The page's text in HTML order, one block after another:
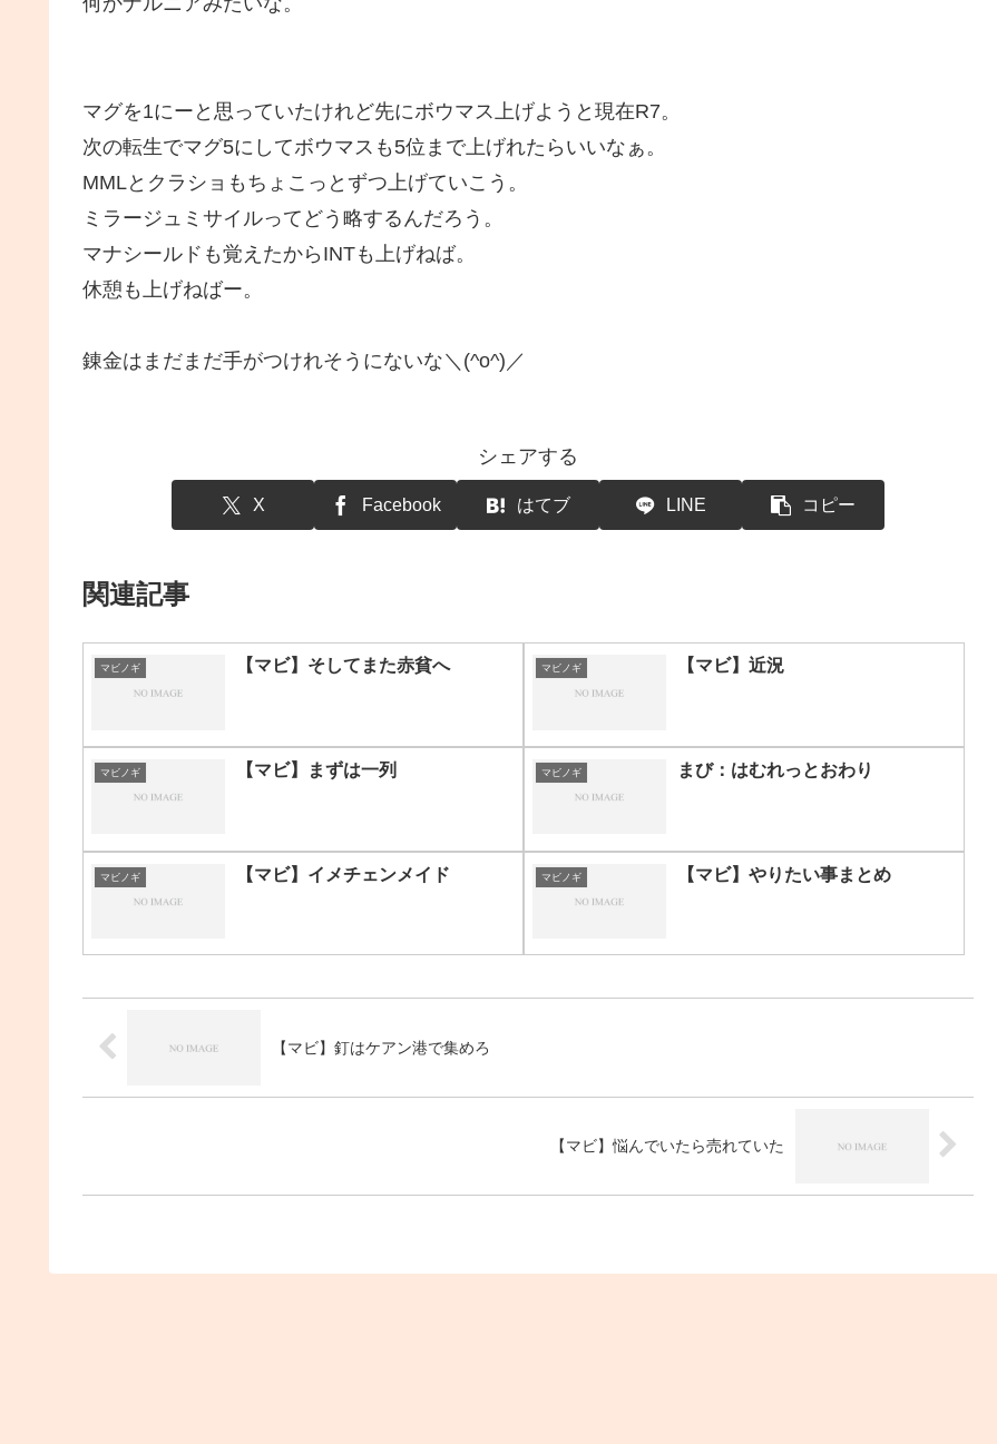
マグを1にーと思っていたけれど先にボウマス上げようと現在R7。
次の転生でマグ5にしてボウマスも5位まで上げれたらいいなぁ。
MMLとクラショもちょこっとずつ上げていこう。
ミラージュミサイルってどう略するんだろう。
マナシールドも覚えたからINTも上げねば。
休憩も上げねばー。
錬金はまだまだ手がつけれそうにないな＼(^o^)／
シェアする
X Facebook はてブ LINE コピー
関連記事
マビノギ 【マビ】そしてまた赤貧へ マビノギ 【マビ】近況
マビノギ 【マビ】まずは一列 マビノギ まび：はむれっとおわり
マビノギ 【マビ】イメチェンメイド マビノギ 【マビ】やりたい事まとめ
【マビ】釘はケアン港で集めろ
【マビ】悩んでいたら売れていた